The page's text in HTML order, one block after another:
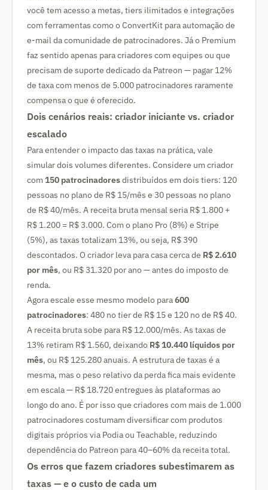
você tem acesso a metas, tiers ilimitados e integrações
com ferramentas como o ConvertKit para automação de
e-mail da comunidade de patrocinadores. Já o Premium
faz sentido apenas para criadores com equipes ou que
precisam de suporte dedicado da Patreon — pagar 12%
de taxa com menos de 5.000 patrocinadores raramente
compensa o que é oferecido.
Dois cenários reais: criador iniciante vs. criador
escalado
Para entender o impacto das taxas na prática, vale
simular dois volumes diferentes. Considere um criador
com 150 patrocinadoresdistribuídos em dois tiers: 120
pessoas no plano de R$ 15/mês e 30 pessoas no plano
de R$ 40/mês. A receita bruta mensal seria R$ 1.800 +
R$ 1.200 = R$ 3.000. Com o plano Pro (8%) e Stripe
(5%), as taxas totalizam 13%, ou seja, R$ 390
descontados. O criador leva para casa cerca de R$ 2.610
por mês, ou R$ 31.320 por ano — antes do imposto de
renda.
Agora escale esse mesmo modelo para600
patrocinadores: 480 no tier de R$ 15 e 120 no de R$ 40.
A receita bruta sobe para R$ 12.000/mês. As taxas de
13% retiram R$ 1.560, deixando R$ 10.440 líquidos por
mês, ou R$ 125.280 anuais. A estrutura de taxas é a
mesma, mas o peso relativo da perda fica mais evidente
em escala — R$ 18.720 entregues às plataformas ao
longo do ano. É por isso que criadores com mais de 1.000
patrocinadores costumam diversificar com produtos
digitais próprios via Podia ou Teachable, reduzindo
dependência do Patreon para 40–60% da receita total.
Os erros que fazem criadores subestimarem as
taxas — e o custo de cada um